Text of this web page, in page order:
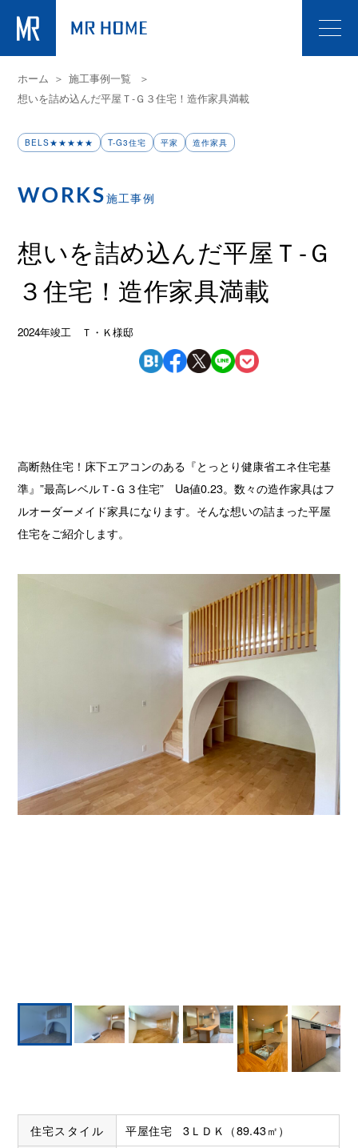
ホーム
施工事例一覧
想いを詰め込んだ平屋Ｔ-Ｇ３住宅！造作家具満載
BELS★★★★★ T-G3住宅 平家 造作家具
WORKS施工事例
想いを詰め込んだ平屋Ｔ-Ｇ
３住宅！造作家具満載
2024年竣工 Ｔ・Ｋ様邸
高断熱住宅！床下エアコンのある『とっとり健康省エネ住宅基
準』”最高レベルＴ-Ｇ３住宅” Ua値0.23。数々の造作家具はフ
ルオーダーメイド家具になります。そんな想いの詰まった平屋
住宅をご紹介します。
住宅スタイル 平屋住宅 3ＬＤＫ（89.43㎡）